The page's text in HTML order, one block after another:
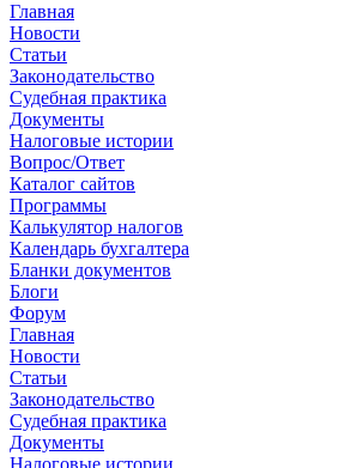
Главная
Новости
Cтатьи
Законодательство
Судебная практика
Документы
Налоговые истории
Вопрос/Ответ
Каталог сайтов
Программы
Калькулятор налогов
Календарь бухгалтера
Бланки документов
Блоги
Форум
Главная
Новости
Cтатьи
Законодательство
Судебная практика
Документы
Налоговые истории